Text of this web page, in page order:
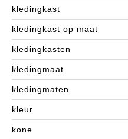
kledingkast
kledingkast op maat
kledingkasten
kledingmaat
kledingmaten
kleur
kone